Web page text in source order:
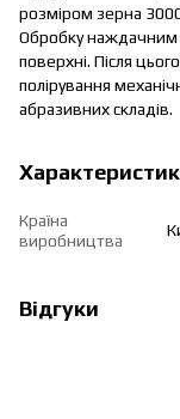
розміром зерна
Обробку наждачним
поверхні. Після
полірування
абразивних складів.
Країна
виробництва
Відгуки